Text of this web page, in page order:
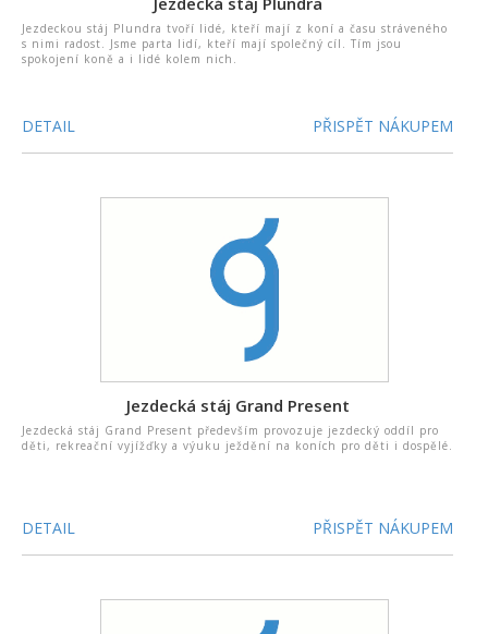
Jezdeckou stáj Plundra tvoří lidé, kteří mají z koní a času stráveného
s nimi radost. Jsme parta lidí, kteří mají společný cíl. Tím jsou
spokojení koně a i lidé kolem nich.
DETAIL PŘISPĚT NÁKUPEM
Jezdecká stáj Grand Present
Jezdecká stáj Grand Present především provozuje jezdecký oddíl pro
děti, rekreační vyjížďky a výuku ježdění na koních pro děti i dospělé.
DETAIL PŘISPĚT NÁKUPEM